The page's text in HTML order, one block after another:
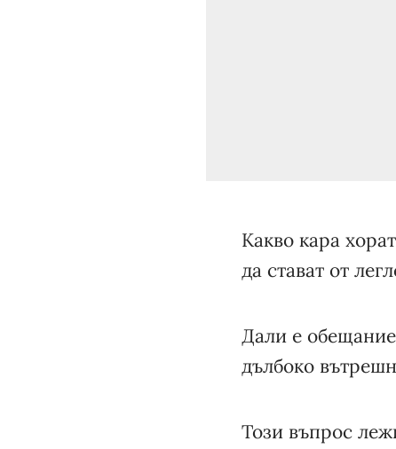
Какво кара
да стават от
Дали е обещание
дълбоко
Този въпрос